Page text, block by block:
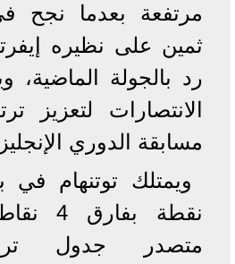
مرتفعة بعدما نجح
ثمين على نظيره
رد بالجولة الماضية،
الانتصارات لتعزيز
مسابقة الدوري
نقطة
متصدر جدول